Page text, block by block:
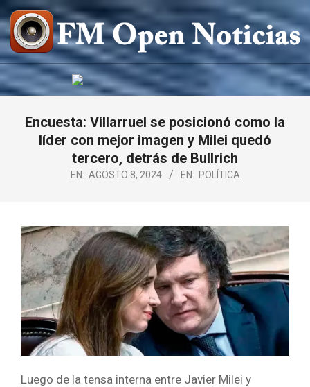
Saltar
al
contenido
FM
OPEN
NOTICIAS
Encuesta: Villarruel se posicionó como la
líder con mejor imagen y Milei quedó
tercero, detrás de Bullrich
EN: AGOSTO 8, 2024 EN: POLÍTICA
Luego de la tensa interna entre Javier Milei y